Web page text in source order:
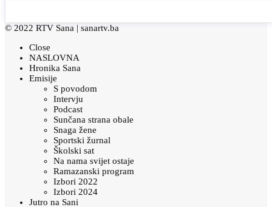
© 2022 RTV Sana | sanartv.ba
Close
NASLOVNA
Hronika Sana
Emisije
S povodom
Intervju
Podcast
Sunčana strana obale
Snaga žene
Sportski žurnal
Školski sat
Na nama svijet ostaje
Ramazanski program
Izbori 2022
Izbori 2024
Jutro na Sani